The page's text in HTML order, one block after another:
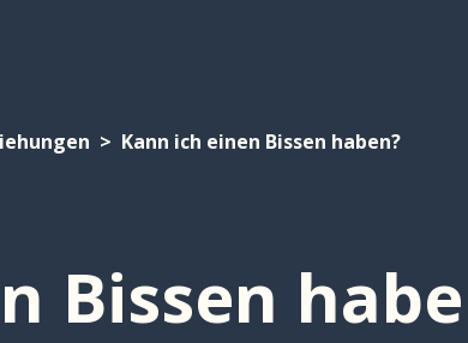
Kann ich einen Bissen haben?
Bissen